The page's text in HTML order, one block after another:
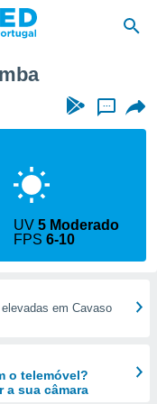
...
UV5 Moderado
FPS6-10
em Cavaso
o telemóvel?
a sua câmara